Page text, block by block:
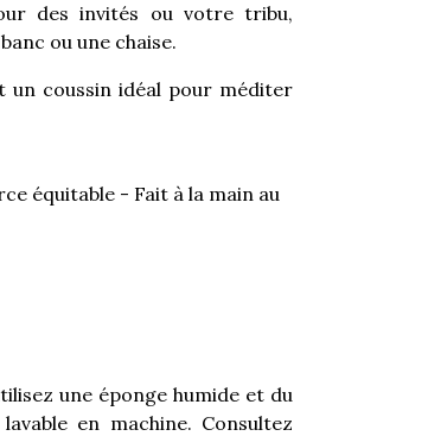
des invités ou votre tribu,
ou une chaise.
un coussin idéal pour méditer
équitable - Fait à la main au
une éponge humide et du
en machine. Consultez